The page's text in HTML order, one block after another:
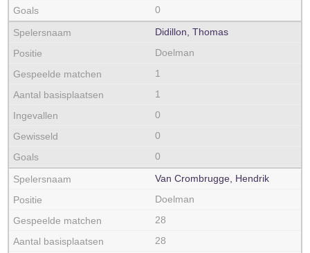
0
Didillon, Thomas
Doelman
1
1
0
0
0
Van Crombrugge, Hendrik
Doelman
28
28